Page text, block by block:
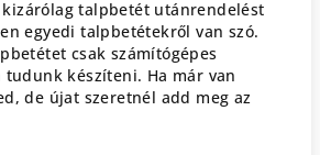
talpbetét utánrendelést
egyedi talpbetétekről van szó.
csak számítógépes
készíteni. Ha már van
de újat szeretnél add meg az